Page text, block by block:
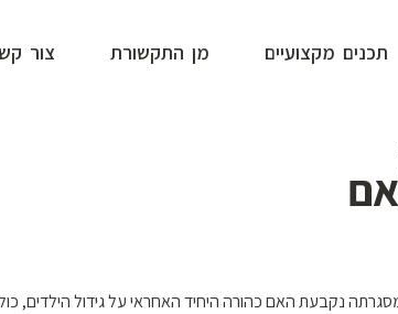
תכנים מקצועיים מן התקשורת צור
נקבעת האם כהורה היחיד האחראי על גידול הילדים,